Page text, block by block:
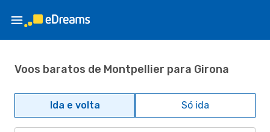
Voos baratos de Montpellier para Girona
Ida e volta Só ida